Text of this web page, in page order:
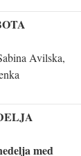
Avilska,
med